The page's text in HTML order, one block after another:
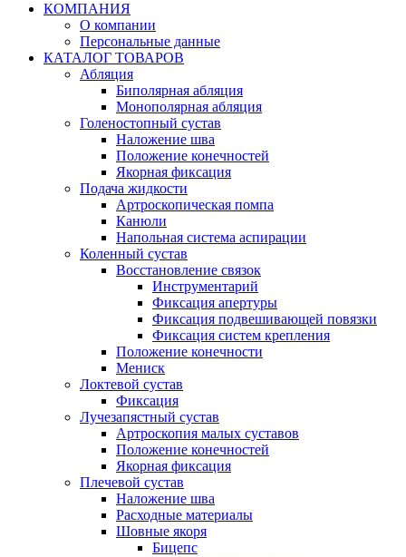
КОМПАНИЯ
О компании
Персональные данные
КАТАЛОГ ТОВАРОВ
Абляция
Биполярная абляция
Монополярная абляция
Голеностопный сустав
Наложение шва
Положение конечностей
Якорная фиксация
Подача жидкости
Артроскопическая помпа
Канюли
Напольная система аспирации
Коленный сустав
Восстановление связок
Инструментарий
Фиксация апертуры
Фиксация подвешивающей повязки
Фиксация систем крепления
Положение конечности
Мениск
Локтевой сустав
Фиксация
Лучезапястный сустав
Артроскопия малых суставов
Положение конечностей
Якорная фиксация
Плечевой сустав
Наложение шва
Расходные материалы
Шовные якоря
Бицепс